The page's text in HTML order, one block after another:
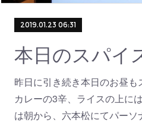
2019.01.23 06:31
昨日に引き続き本日のお昼
カレーの3辛、ライスの上に
は朝から、六本松にてパー